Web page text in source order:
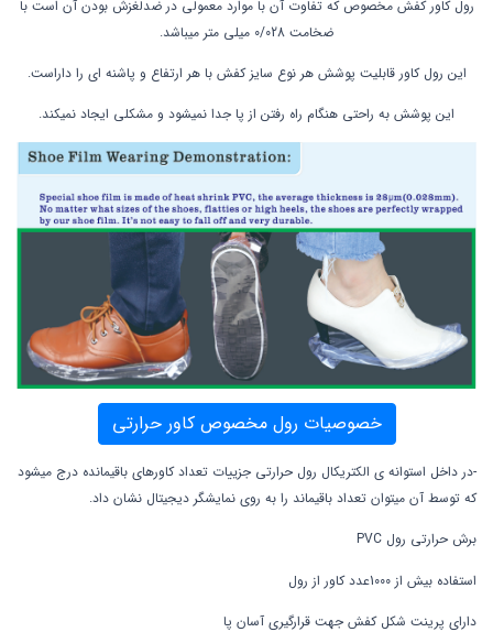
رول کاور کفش مخصوص که تفاوت آن با موارد معمولی در ضدلغزش بودن آن است با
ضخامت 0/028 میلی متر میباشد.
این رول کاور قابلیت پوشش هر نوع سایز کفش با هر ارتفاع و پاشنه ای را داراست.
این پوشش به راحتی هنگام راه رفتن از پا جدا نمیشود و مشکلی ایجاد نمیکند.
خصوصیات رول مخصوص کاور حرارتی
-در داخل استوانه ی الکتریکال رول حرارتی جزییات تعداد کاورهای باقیمانده درج میشود
که توسط آن میتوان تعداد باقیماند را به روی نمایشگر دیجیتال نشان داد.
برش حرارتی رول PVC
استفاده بیش از 1000عدد کاور از رول
دارای پرینت شکل کفش جهت قرارگیری آسان پا